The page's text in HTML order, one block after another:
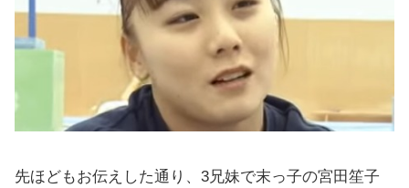
先ほどもお伝えした通り、3兄妹で末っ子の宮田笙子